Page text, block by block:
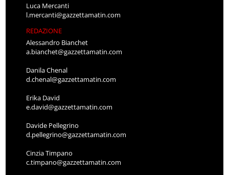
Luca Mercanti
l.mercanti@gazzettamatin.com
REDAZIONE
Alessandro Bianchet
a.bianchet@gazzettamatin.com
Danila Chenal
d.chenal@gazzettamatin.com
Erika David
e.david@gazzettamatin.com
Davide Pellegrino
d.pellegrino@gazzettamatin.com
Cinzia Timpano
c.timpano@gazzettamatin.com